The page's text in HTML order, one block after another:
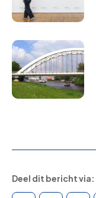
Deel dit bericht via: